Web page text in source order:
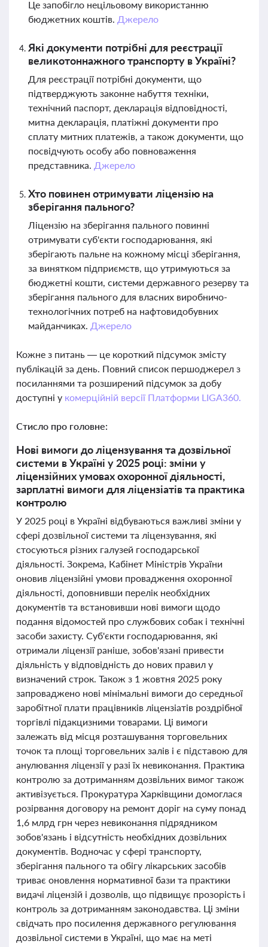
Це запобігло нецільовому використанню
бюджетних коштів. Джерело
Які документи потрібні для реєстрації
великотоннажного транспорту в Україні?
Для реєстрації потрібні документи, що
підтверджують законне набуття техніки,
технічний паспорт, декларація відповідності,
митна декларація, платіжні документи про
сплату митних платежів, а також документи, що
посвідчують особу або повноваження
представника. Джерело
Хто повинен отримувати ліцензію на
зберігання пального?
Ліцензію на зберігання пального повинні
отримувати суб'єкти господарювання, які
зберігають пальне на кожному місці зберігання,
за винятком підприємств, що утримуються за
бюджетні кошти, системи державного резерву та
зберігання пального для власних виробничо-
технологічних потреб на нафтовидобувних
майданчиках. Джерело
Кожне з питань — це короткий підсумок змісту
публікацій за день. Повний список першоджерел з
посиланнями та розширений підсумок за добу
доступні у комерційній версії Платформи LIGA360.
Стисло про головне:
Нові вимоги до ліцензування та дозвільної
системи в Україні у 2025 році: зміни у
ліцензійних умовах охоронної діяльності,
зарплатні вимоги для ліцензіатів та практика
контролю
У 2025 році в Україні відбуваються важливі зміни у
сфері дозвільної системи та ліцензування, які
стосуються різних галузей господарської
діяльності. Зокрема, Кабінет Міністрів України
оновив ліцензійні умови провадження охоронної
діяльності, доповнивши перелік необхідних
документів та встановивши нові вимоги щодо
подання відомостей про службових собак і технічні
засоби захисту. Суб'єкти господарювання, які
отримали ліцензії раніше, зобов'язані привести
діяльність у відповідність до нових правил у
визначений строк. Також з 1 жовтня 2025 року
запроваджено нові мінімальні вимоги до середньої
заробітної плати працівників ліцензіатів роздрібної
торгівлі підакцизними товарами. Ці вимоги
залежать від місця розташування торговельних
точок та площі торговельних залів і є підставою для
анулювання ліцензії у разі їх невиконання. Практика
контролю за дотриманням дозвільних вимог також
активізується. Прокуратура Харківщини домоглася
розірвання договору на ремонт доріг на суму понад
1,6 млрд грн через невиконання підрядником
зобов'язань і відсутність необхідних дозвільних
документів. Водночас у сфері транспорту,
зберігання пального та обігу лікарських засобів
триває оновлення нормативної бази та практики
видачі ліцензій і дозволів, що підвищує прозорість і
контроль за дотриманням законодавства. Ці зміни
свідчать про посилення державного регулювання
дозвільної системи в Україні, що має на меті